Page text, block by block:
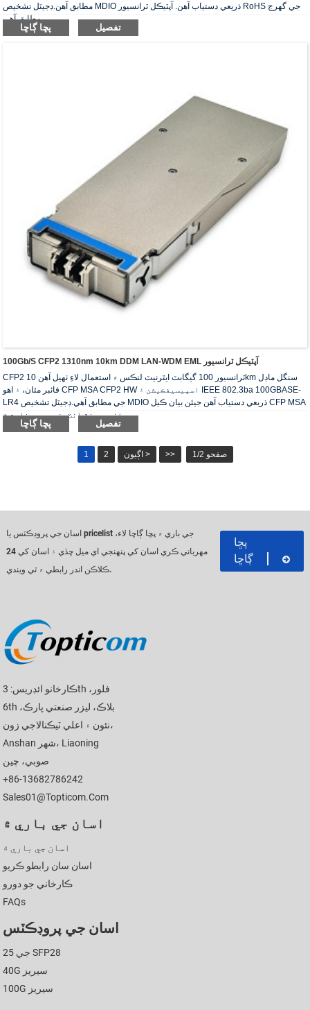
مطابق آهن.ڊجيٽل تشخيص MDIO ذريعي دستياب آهن. آپٽيڪل ٽرانسيور RoHS جي گهرج
مطابق آهي.
پڇا ڳاڇا تفصيل
100Gb/s CFP2 1310nm 10km DDM LAN-WDM EML آپٽيڪل ٽرانسيور
CFP2 ٽرانسيور 100 گيگابٽ ايٿرنيٽ لنڪس ۾ استعمال لاءِ ٺهيل آهن 10km سنگل ماڊل
فائبر مٿان، ۽ اهو CFP MSA CFP2 HW اسپيسيفڪيشن ۽ IEEE 802.3ba 100GBASE-
LR4 جي مطابق آهي.ڊجيٽل تشخيص MDIO ذريعي دستياب آهن جيئن بيان ڪيل CFP MSA
مئنيجمينٽ انٽرفيس جي وضاحت ۾.
پڇا ڳاڇا تفصيل
1 2 اڳيون > >> صفحو 1/2
اسان جي پروڊڪٽس يا pricelist جي باري ۾ پڇا ڳاڇا لاء،
مهرباني ڪري اسان کي پنهنجي اي ميل ڇڏي ۽ اسان کي 24
ڪلاڪن اندر رابطي ۾ ٿي ويندي.
پڇا
ڳاڇا
ڪارخانو ائڊريس: 3th فلور،
6th بلاڪ، ليزر صنعتي پارڪ،
نئون ۽ اعلي ٽيڪنالاجي زون،
Anshan شهر، Liaoning
صوبي، چين
+86-13682786242
Sales01@topticom.com
اسان جي باري ۾
اسان جي باري ۾
اسان سان رابطو ڪريو
ڪارخاني جو دورو
FAQs
اسان جي پروڊڪٽس
25 جي SFP28
40G سيريز
100G سيريز